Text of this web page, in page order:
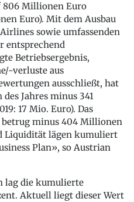
806 Millionen Euro
Euro). Mit dem Ausbau
sowie umfassenden
entsprechend
Betriebsergebnis,
verluste aus
ausschließt, hat
Jahres minus 341
17 Mio. Euro). Das
minus 404 Millionen
Liquidität lägen kumuliert
Plan», so Austrian
lag die kumulierte
Aktuell liegt dieser Wert